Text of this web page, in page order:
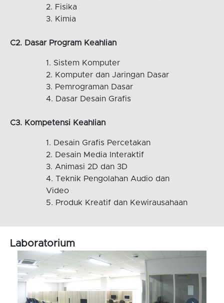
Fisika
Kimia
C2. Dasar Program Keahlian
Sistem Komputer
Komputer dan Jaringan Dasar
Pemrograman Dasar
Dasar Desain Grafis
C3. Kompetensi Keahlian
Desain Grafis Percetakan
Desain Media Interaktif
Animasi 2D dan 3D
Teknik Pengolahan Audio dan
Video
Produk Kreatif dan Kewirausahaan
Laboratorium